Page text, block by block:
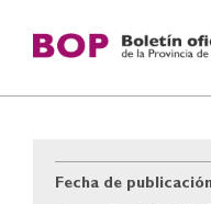
Fecha de